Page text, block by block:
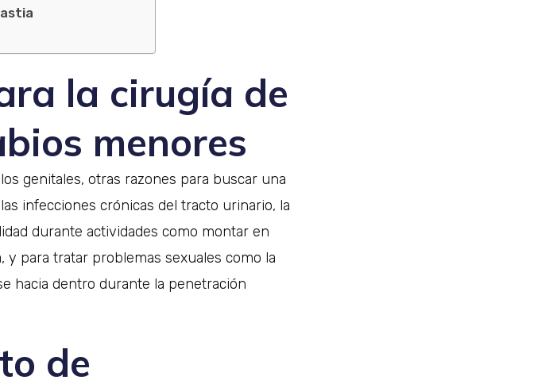
la cirugía de
menores
genitales, otras razones para buscar una
infecciones crónicas del tracto urinario, la
durante actividades como montar en
y para tratar problemas sexuales como la
hacia dentro durante la penetración
de